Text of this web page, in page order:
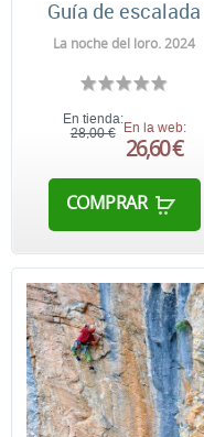
Guía de escalada
La noche del loro. 2024
En tienda:
28,00 € En la web:
26,60 €
COMPRAR